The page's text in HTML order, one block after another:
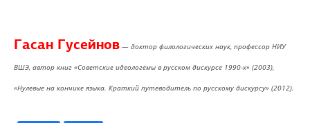
Гасан Гусейнов — доктор филологических наук, профессор НИУ
ВШЭ, автор книг «Советские идеологемы в русском дискурсе 1990-х» (2003),
«Нулевые на кончике языка. Краткий путеводитель по русскому дискурсу» (2012).